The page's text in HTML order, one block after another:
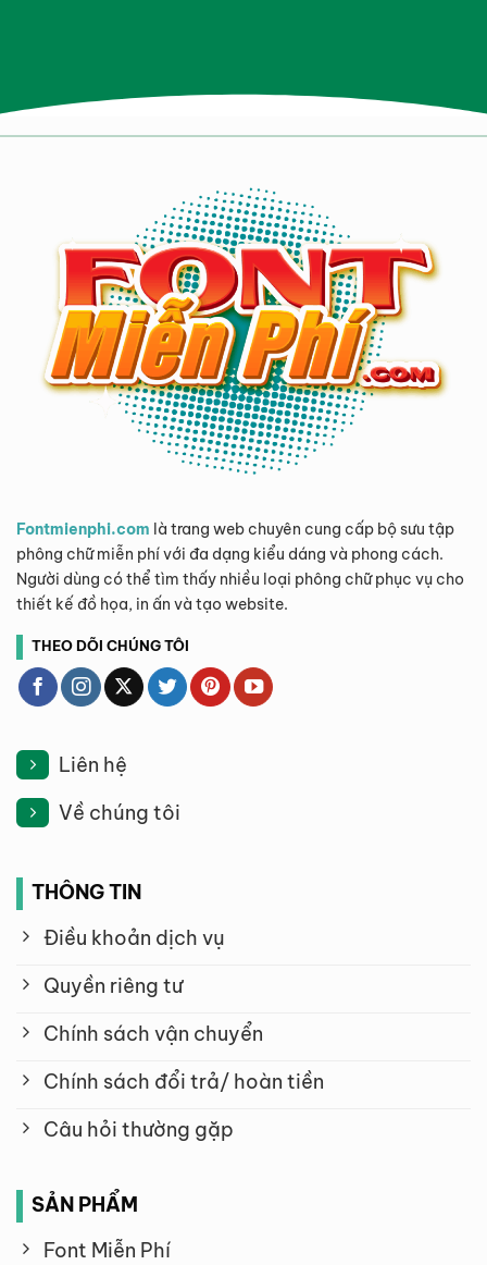
Fontmienphi.com là trang web chuyên cung cấp bộ sưu tập
phông chữ miễn phí với đa dạng kiểu dáng và phong cách.
Người dùng có thể tìm thấy nhiều loại phông chữ phục vụ cho
thiết kế đồ họa, in ấn và tạo website.
THEO DÕI CHÚNG TÔI
Liên hệ
Về chúng tôi
THÔNG TIN
Điều khoản dịch vụ
Quyền riêng tư
Chính sách vận chuyển
Chính sách đổi trả/ hoàn tiền
Câu hỏi thường gặp
SẢN PHẨM
Font Miễn Phí